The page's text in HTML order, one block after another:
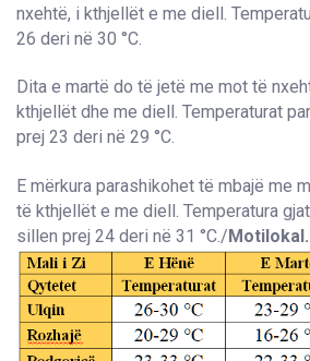
nxehtë, i kthjellët e me diell.
26 deri në 30 °C.
Dita e martë do të jetë me mot të
kthjellët dhe me diell. Temperaturat
prej 23 deri në 29 °C.
E mërkura parashikohet të mbajë me
të kthjellët e me diell. Temperatura
sillen prej 24 deri në 31 °C./